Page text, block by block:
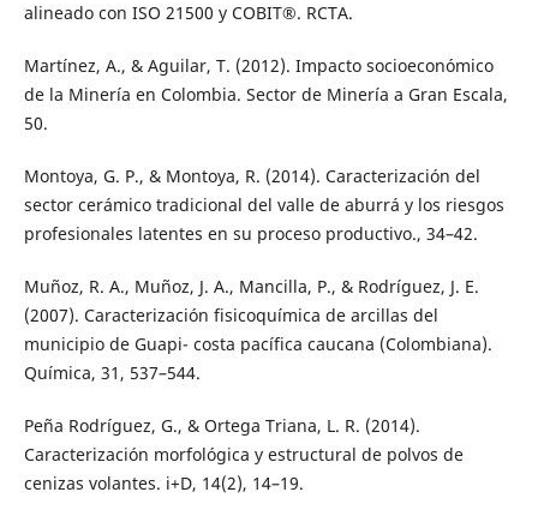
alineado con ISO 21500 y COBIT®. RCTA.
Martínez, A., & Aguilar, T. (2012). Impacto socioeconómico
de la Minería en Colombia. Sector de Minería a Gran Escala,
50.
Montoya, G. P., & Montoya, R. (2014). Caracterización del
sector cerámico tradicional del valle de aburrá y los riesgos
profesionales latentes en su proceso productivo., 34–42.
Muñoz, R. A., Muñoz, J. A., Mancilla, P., & Rodríguez, J. E.
(2007). Caracterización fisicoquímica de arcillas del
municipio de Guapi- costa pacífica caucana (Colombiana).
Química, 31, 537–544.
Peña Rodríguez, G., & Ortega Triana, L. R. (2014).
Caracterización morfológica y estructural de polvos de
cenizas volantes. i+D, 14(2), 14–19.